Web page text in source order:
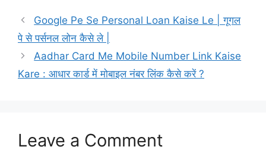
Google Pe Se Personal Loan Kaise Le | गूगल
पे से पर्सनल लोन कैसे ले |
Aadhar Card Me Mobile Number Link Kaise
Kare : आधार कार्ड में मोबाइल नंबर लिंक कैसे करें ?
Leave a Comment